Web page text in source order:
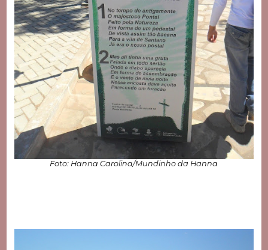
Foto: Hanna Carolina/Mundinho da Hanna